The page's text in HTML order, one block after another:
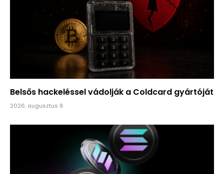
Belsős hackeléssel vádolják a Coldcard gyártóját
2026. augusztus 8.